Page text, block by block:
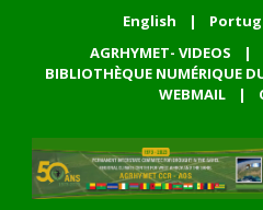
English |
AGRHYMET- VIDEOS
|
BIBLIOTHÈQUE NUMÉRIQUE
WEBMAIL
|